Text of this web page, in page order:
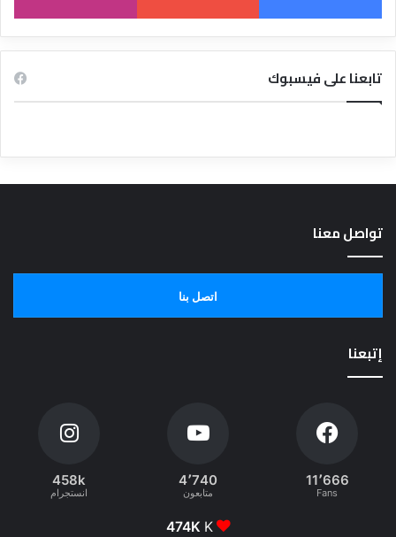
تابعنا على فيسبوك
تواصل معنا
اتصل بنا
إتبعنا
11٬666
Fans
4٬740
متابعون
458k
انستجرام
474K K